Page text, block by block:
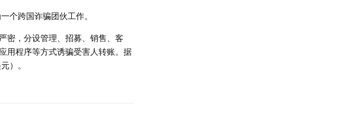
个跨国诈骗团伙工作。
密，分设管理、招募、销售、客
用程序等方式诱骗受害人转账。据
）。